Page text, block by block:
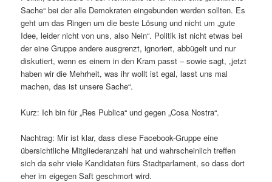
Sache“ bei der alle Demokraten eingebunden werden sollten. Es
geht um das Ringen um die beste Lösung und nicht um „gute
Idee, leider nicht von uns, also Nein“. Politik ist nicht etwas bei
der eine Gruppe andere ausgrenzt, ignoriert, abbügelt und nur
diskutiert, wenn es einem in den Kram passt – sowie sagt, „jetzt
haben wir die Mehrheit, was ihr wollt ist egal, lasst uns mal
machen, das ist unsere Sache“.
Kurz: Ich bin für „Res Publica“ und gegen „Cosa Nostra“.
Nachtrag: Mir ist klar, dass diese Facebook-Gruppe eine
übersichtliche Mitgliederanzahl hat und wahrscheinlich treffen
sich da sehr viele Kandidaten fürs Stadtparlament, so dass dort
eher im eigegen Saft geschmort wird.